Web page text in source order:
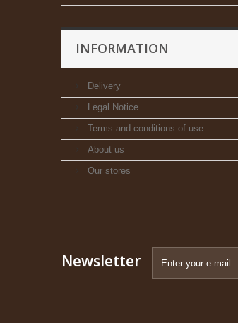
INFORMATION
Delivery
Legal Notice
Terms and conditions of use
About us
Our stores
Newsletter